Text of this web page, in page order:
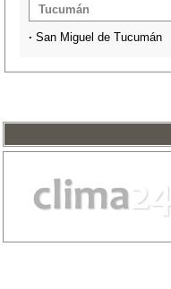
Tucumán
· San Miguel de Tucumán